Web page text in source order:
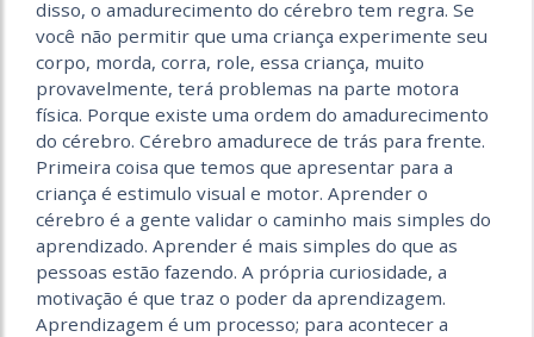
disso, o amadurecimento do cérebro tem regra. Se
você não permitir que uma criança experimente seu
corpo, morda, corra, role, essa criança, muito
provavelmente, terá problemas na parte motora
física. Porque existe uma ordem do amadurecimento
do cérebro. Cérebro amadurece de trás para frente.
Primeira coisa que temos que apresentar para a
criança é estimulo visual e motor. Aprender o
cérebro é a gente validar o caminho mais simples do
aprendizado. Aprender é mais simples do que as
pessoas estão fazendo. A própria curiosidade, a
motivação é que traz o poder da aprendizagem.
Aprendizagem é um processo; para acontecer a